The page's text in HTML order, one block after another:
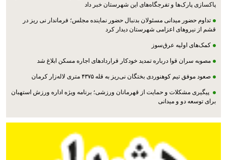
پاکسازی پارک‌ها و تفرجگاه‌های این شهرستان خبر داد
تداوم حضور میدانی مسئولان بدنبال حضور نماینده مجلس؛ فرماندار نی ریز در
قشم از نیروهای اعزامی شهرستان دیدار کرد
کمک‌های اولیه عرق‌سوز
مصوبه سران قوا درباره تمدید خودکار قراردادهای اجاره مسکن ابلاغ شد
صعود موفق تیم کوهنوردی بختگان نی‌ریز به قله ۴۳۷۵ متری لاله‌زار کرمان
پیگیری مشکلات و حمایت از قهرمانان ورزشی؛ برنامه ویژه اداره ورزش استهبان
برای توسعه دو و میدانی